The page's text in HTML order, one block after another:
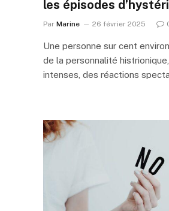
les épisodes
Par Marine 26 février 2025
Une personne sur cent
de la personnalité
intenses, des réactions